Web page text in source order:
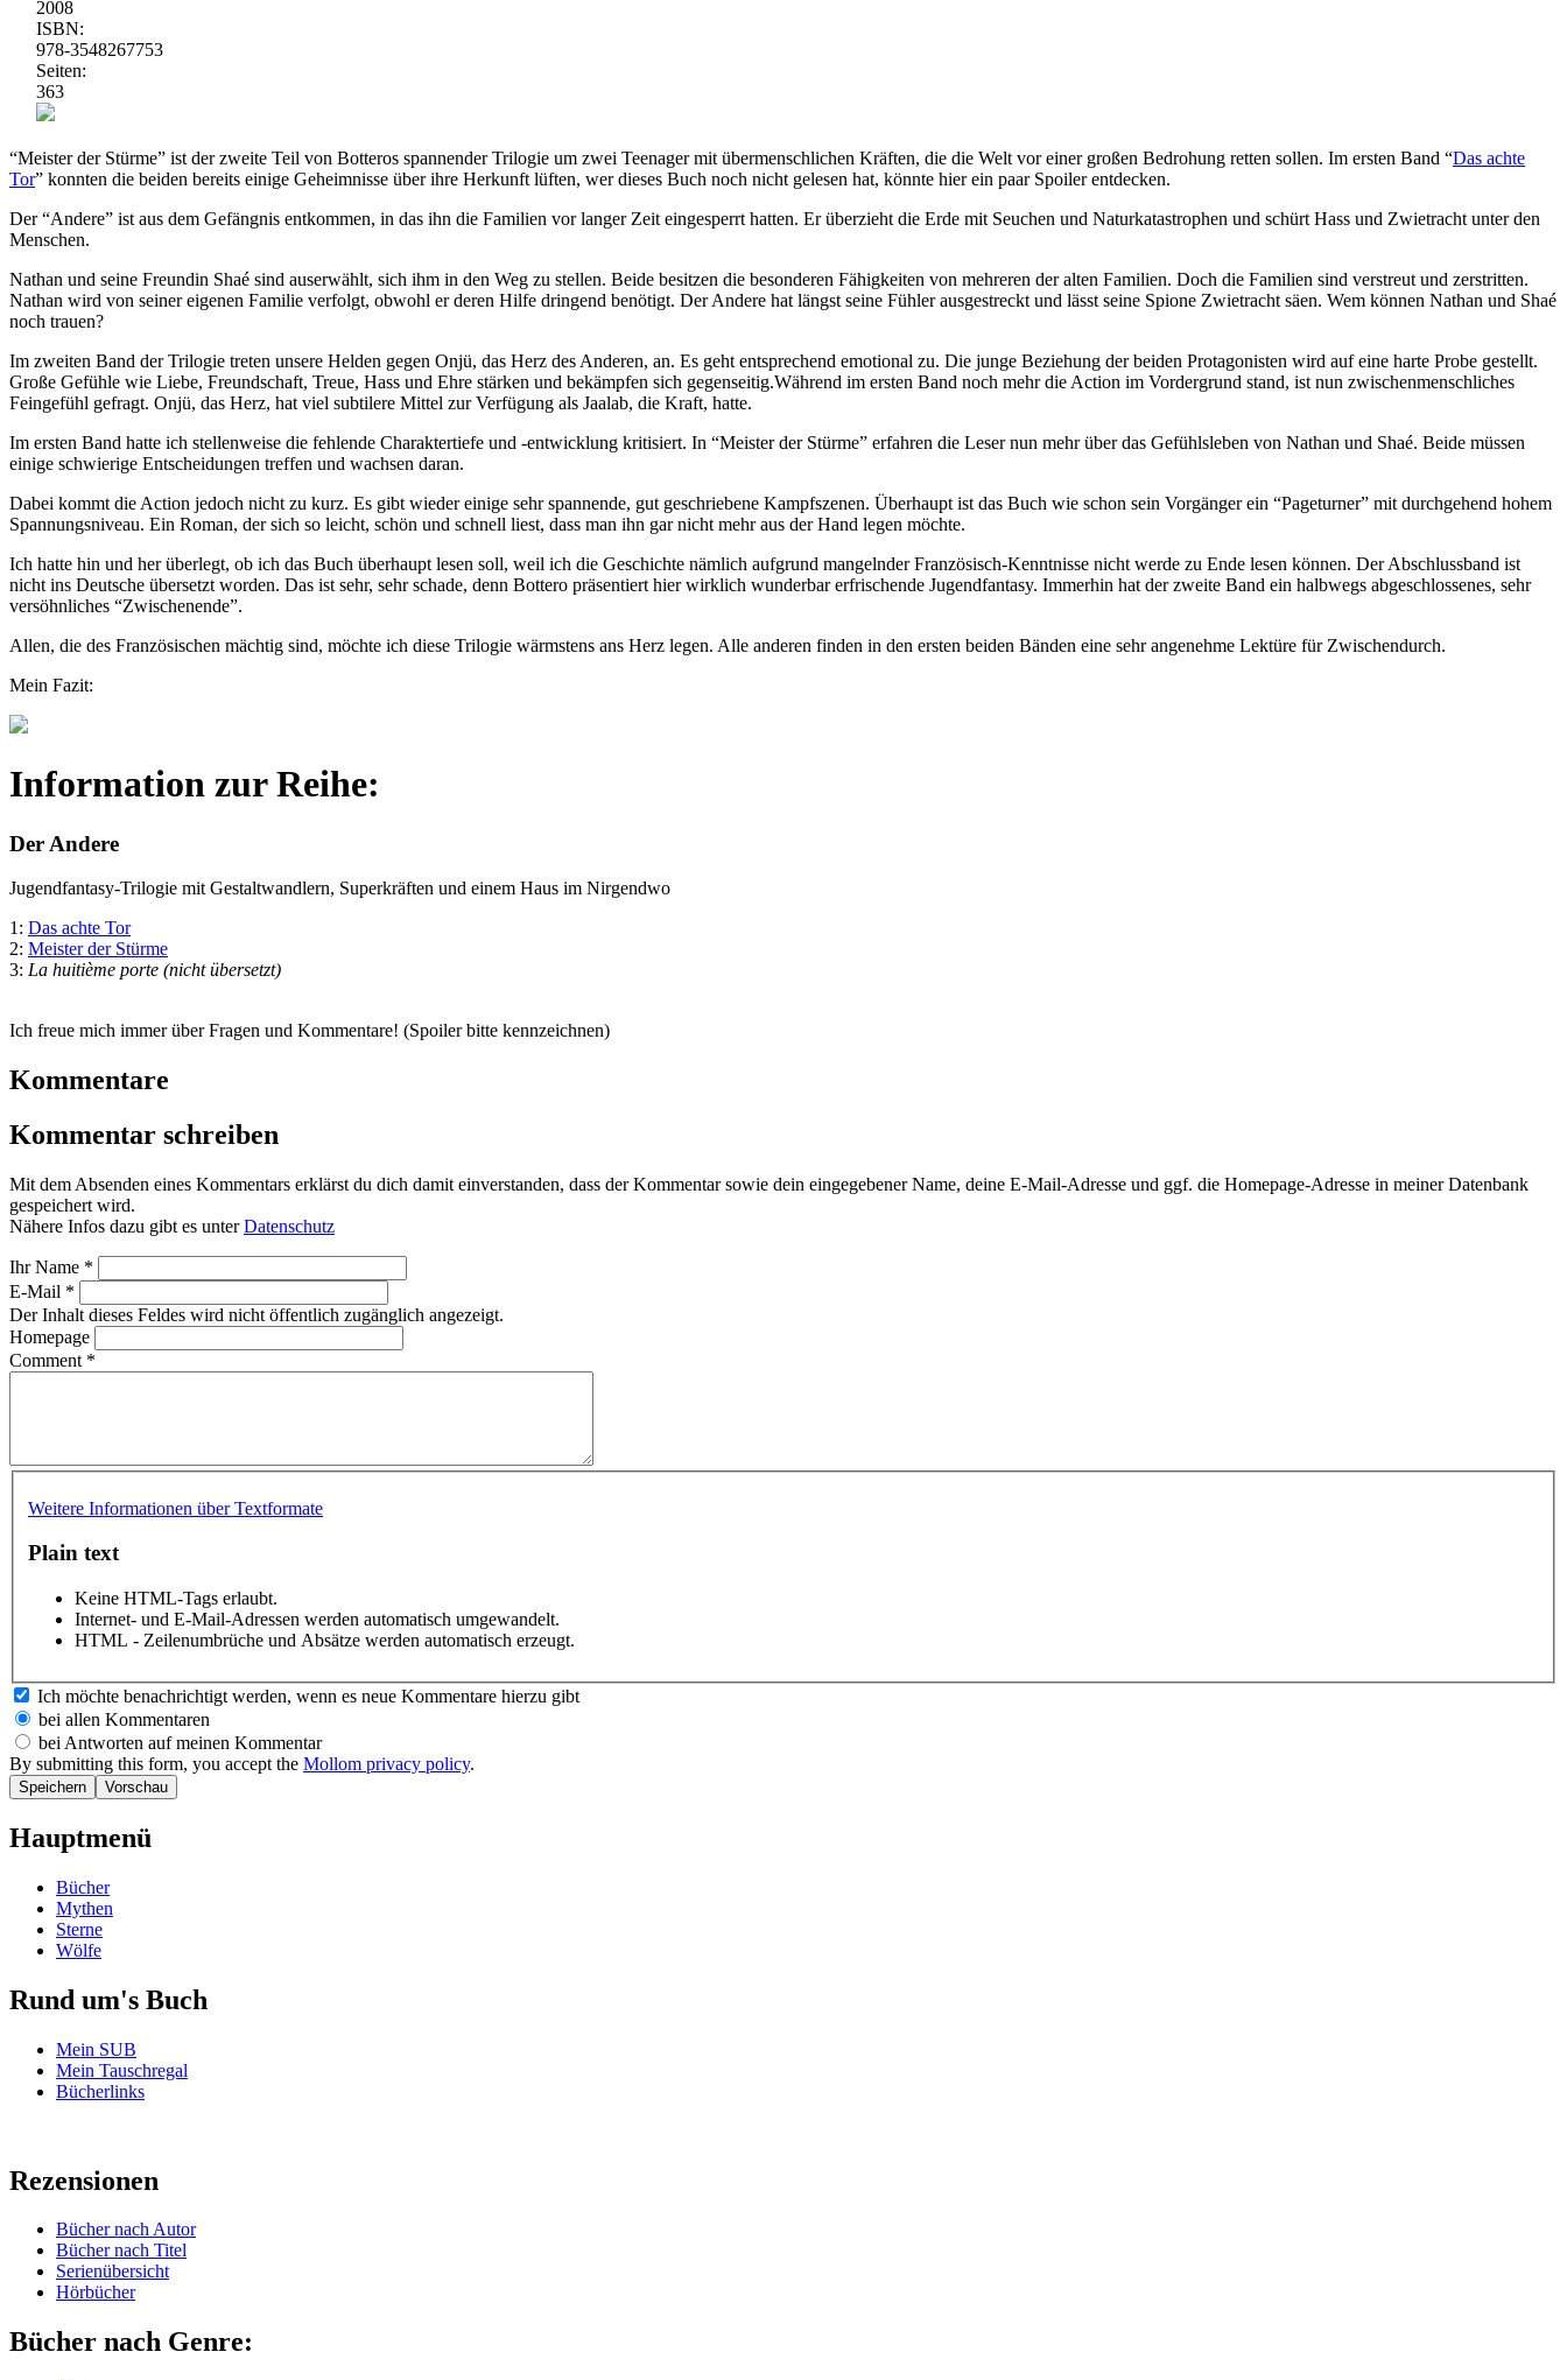
2008
ISBN:
978-3548267753
Seiten:
363
“Meister der Stürme” ist der zweite Teil von Botteros spannender Trilogie um zwei Teenager mit übermenschlichen Kräften, die die Welt vor einer großen Bedrohung retten sollen. Im ersten Band “Das achte
Tor” konnten die beiden bereits einige Geheimnisse über ihre Herkunft lüften, wer dieses Buch noch nicht gelesen hat, könnte hier ein paar Spoiler entdecken.
Der “Andere” ist aus dem Gefängnis entkommen, in das ihn die Familien vor langer Zeit eingesperrt hatten. Er überzieht die Erde mit Seuchen und Naturkatastrophen und schürt Hass und Zwietracht unter den
Menschen.
Nathan und seine Freundin Shaé sind auserwählt, sich ihm in den Weg zu stellen. Beide besitzen die besonderen Fähigkeiten von mehreren der alten Familien. Doch die Familien sind verstreut und zerstritten.
Nathan wird von seiner eigenen Familie verfolgt, obwohl er deren Hilfe dringend benötigt. Der Andere hat längst seine Fühler ausgestreckt und lässt seine Spione Zwietracht säen. Wem können Nathan und Shaé
noch trauen?
Im zweiten Band der Trilogie treten unsere Helden gegen Onjü, das Herz des Anderen, an. Es geht entsprechend emotional zu. Die junge Beziehung der beiden Protagonisten wird auf eine harte Probe gestellt.
Große Gefühle wie Liebe, Freundschaft, Treue, Hass und Ehre stärken und bekämpfen sich gegenseitig.Während im ersten Band noch mehr die Action im Vordergrund stand, ist nun zwischenmenschliches
Feingefühl gefragt. Onjü, das Herz, hat viel subtilere Mittel zur Verfügung als Jaalab, die Kraft, hatte.
Im ersten Band hatte ich stellenweise die fehlende Charaktertiefe und -entwicklung kritisiert. In “Meister der Stürme” erfahren die Leser nun mehr über das Gefühlsleben von Nathan und Shaé. Beide müssen
einige schwierige Entscheidungen treffen und wachsen daran.
Dabei kommt die Action jedoch nicht zu kurz. Es gibt wieder einige sehr spannende, gut geschriebene Kampfszenen. Überhaupt ist das Buch wie schon sein Vorgänger ein “Pageturner” mit durchgehend hohem
Spannungsniveau. Ein Roman, der sich so leicht, schön und schnell liest, dass man ihn gar nicht mehr aus der Hand legen möchte.
Ich hatte hin und her überlegt, ob ich das Buch überhaupt lesen soll, weil ich die Geschichte nämlich aufgrund mangelnder Französisch-Kenntnisse nicht werde zu Ende lesen können. Der Abschlussband ist
nicht ins Deutsche übersetzt worden. Das ist sehr, sehr schade, denn Bottero präsentiert hier wirklich wunderbar erfrischende Jugendfantasy. Immerhin hat der zweite Band ein halbwegs abgeschlossenes, sehr
versöhnliches “Zwischenende”.
Allen, die des Französischen mächtig sind, möchte ich diese Trilogie wärmstens ans Herz legen. Alle anderen finden in den ersten beiden Bänden eine sehr angenehme Lektüre für Zwischendurch.
Mein Fazit:
Information zur Reihe:
Der Andere
Jugendfantasy-Trilogie mit Gestaltwandlern, Superkräften und einem Haus im Nirgendwo
1: Das achte Tor
2: Meister der Stürme
3: La huitième porte (nicht übersetzt)
Ich freue mich immer über Fragen und Kommentare! (Spoiler bitte kennzeichnen)
Kommentare
Kommentar schreiben
Mit dem Absenden eines Kommentars erklärst du dich damit einverstanden, dass der Kommentar sowie dein eingegebener Name, deine E-Mail-Adresse und ggf. die Homepage-Adresse in meiner Datenbank
gespeichert wird.
Nähere Infos dazu gibt es unterDatenschutz
Ihr Name *
E-Mail *
Der Inhalt dieses Feldes wird nicht öffentlich zugänglich angezeigt.
Homepage
Comment *
Weitere Informationen über Textformate
Plain text
Keine HTML-Tags erlaubt.
Internet- und E-Mail-Adressen werden automatisch umgewandelt.
HTML - Zeilenumbrüche und Absätze werden automatisch erzeugt.
Ich möchte benachrichtigt werden, wenn es neue Kommentare hierzu gibt
bei allen Kommentaren
bei Antworten auf meinen Kommentar
By submitting this form, you accept the Mollom privacy policy.
Hauptmenü
Bücher
Mythen
Sterne
Wölfe
Rund um's Buch
Mein SUB
Mein Tauschregal
Bücherlinks
Rezensionen
Bücher nach Autor
Bücher nach Titel
Serienübersicht
Hörbücher
Bücher nach Genre: